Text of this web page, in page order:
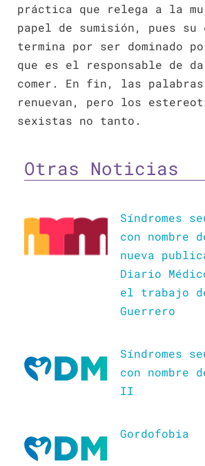
práctica que relega a la
papel de sumisión, pues su
termina por ser dominado
que es el responsable de
comer. En fin, las
renuevan, pero los
sexistas no tanto.
Otras Noticias
Síndromes
con nombre
nueva
Diario
el trabajo
Guerrero
Síndromes
con nombre
II
Gordofobia